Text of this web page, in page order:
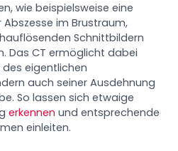
wie beispielsweise eine
im Brustraum,
Schnittbildern
Das CT ermöglicht dabei
eigentlichen
auch seiner Ausdehnung
So lassen sich etwaige
erkennen und entsprechende
einleiten.